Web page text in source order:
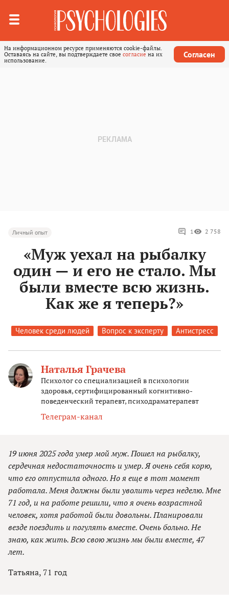
На информационном ресурсе применяются cookie-файлы.
Оставаясь на сайте, вы подтверждаете свое согласие на их
использование.
Согласен
Личный опыт 1 2 758
«Муж уехал на рыбалку
один — и его не стало. Мы
были вместе всю жизнь.
Как же я теперь?»
Человек среди людей Вопрос к эксперту Антистресс
Наталья Грачева
Психолог со специализацией в психологии
здоровья, сертифицированный когнитивно-
поведенческий терапевт, психодраматерапевт
Телеграм-канал
19 июня 2025 года умер мой муж. Пошел на рыбалку,
сердечная недостаточность и умер. Я очень себя корю,
что его отпустила одного. Но я еще в тот момент
работала. Меня должны были уволить через неделю. Мне
71 год, и на работе решили, что я очень возрастной
человек, хотя работой были довольны. Планировали
везде поездить и погулять вместе. Очень больно. Не
знаю, как жить. Всю свою жизнь мы были вместе, 47
лет.
Татьяна, 71 год